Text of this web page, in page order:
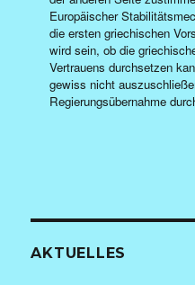
Europäischer
die ersten griechischen
wird sein, ob die
Vertrauens durchsetzen
gewiss nicht
Regierungsübernahme
AKTUELLES